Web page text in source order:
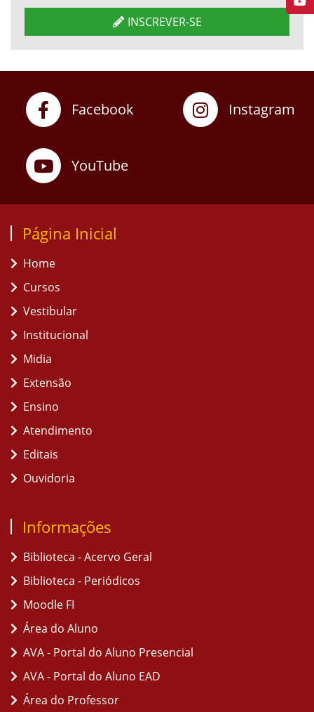
INSCREVER-SE
Facebook Instagram
YouTube
Página Inicial
Home
Cursos
Vestibular
Institucional
Midia
Extensão
Ensino
Atendimento
Editais
Ouvidoria
Informações
Biblioteca - Acervo Geral
Biblioteca - Periódicos
Moodle FI
Área do Aluno
AVA - Portal do Aluno Presencial
AVA - Portal do Aluno EAD
Área do Professor